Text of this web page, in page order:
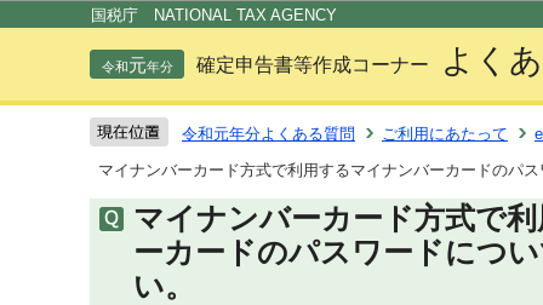
国税庁 NATIONAL TAX AGENCY
令和元年分 確定申告書等作成コーナー よく
令和元年分よくある質問 ご利用にあたって
マイナンバーカード方式で利用するマイナンバーカードのパ
マイナンバーカード方式で
ーカードのパスワードにつ
い。